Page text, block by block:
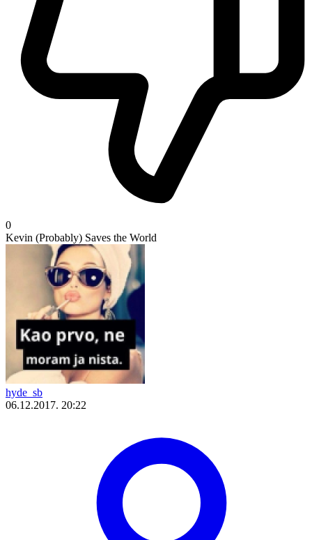
0
Kevin (Probably) Saves the World
hyde_sb
06.12.2017. 20:22